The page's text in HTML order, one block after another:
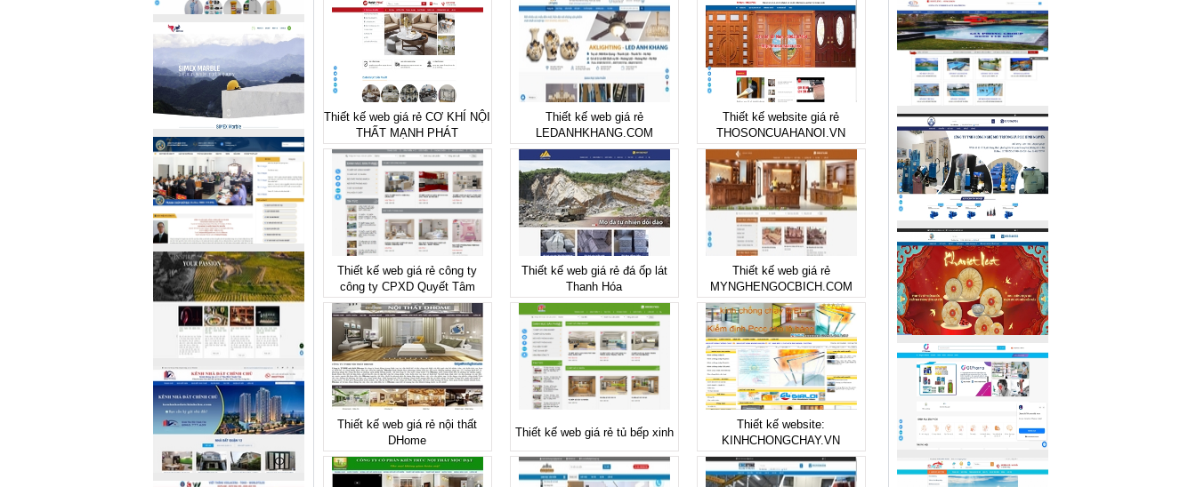
Thiết kế web giá rẻ CƠ KHÍ NỘI
THẤT MẠNH PHÁT
Thiết kế web giá rẻ
LEDANHKHANG.COM
Thiết kế website giá rẻ
THOSONCUAHANOI.VN
Thiết kế web giá rẻ công ty
công ty CPXD Quyết Tâm
Thiết kế web giá rẻ đá ốp lát
Thanh Hóa
Thiết kế web giá rẻ
MYNGHENGOCBICH.COM
Thiết kế web giá rẻ nội thất
DHome
Thiết kế web giá rẻ tủ bếp xinh
Thiết kế website:
KINHCHONGCHAY.VN